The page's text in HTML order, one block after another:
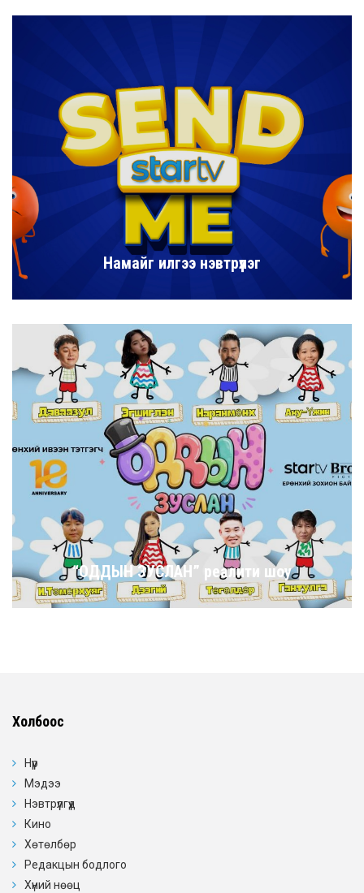
Намайг илгээ нэвтрүүлэг
“ОДДЫН ЗУСЛАН” реалити шоу
Холбоос
Нүүр
Мэдээ
Нэвтрүүлгүүд
Кино
Хөтөлбөр
Редакцын бодлого
Хүний нөөц